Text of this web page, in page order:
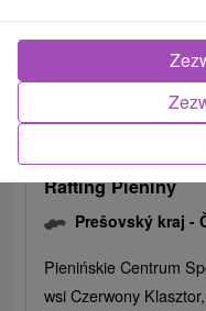
Rafting Pieniny
Prešovský kraj -
Pienińskie Centrum
wsi Czerwony